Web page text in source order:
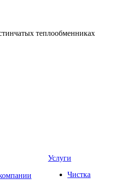
теплообменниках
Услуги
Чистка